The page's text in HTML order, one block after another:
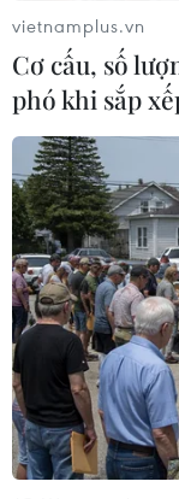
Chiều 29/11,
ủy Hà Nội
trực Thành ủy
trương đưa
trường học;
học sinh trung
thời gian sớm
Tuy nhiên,
phức tạp trên
sinh mới ngày
lại trường học
đảm có
sức khỏe của
vietnamplus.vn
Cơ cấu, số
phó khi sắp